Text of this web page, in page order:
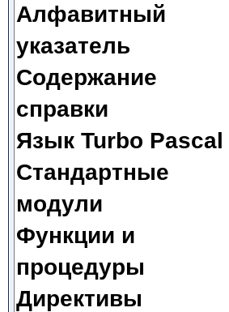
Алфавитный
указатель
Содержание
справки
Язык Turbo Pascal
Стандартные
модули
Функции и
процедуры
Директивы